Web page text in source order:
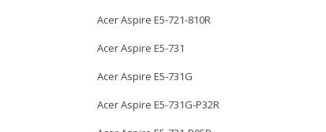
Acer Aspire E5-721-810R
Acer Aspire E5-731
Acer Aspire E5-731G
Acer Aspire E5-731G-P32R